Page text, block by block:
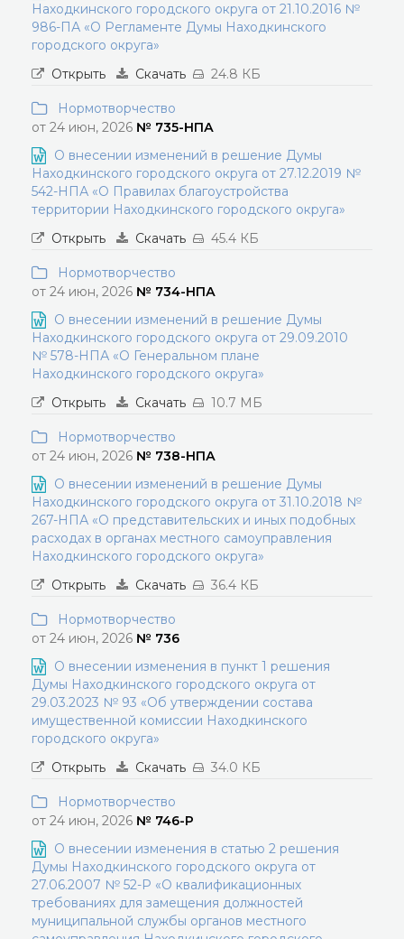
Находкинского городского округа от 21.10.2016 №
986-ПА «О Регламенте Думы Находкинского
городского округа»
Открыть
Скачать 24.8 КБ
Нормотворчество
от 24 июн, 2026 № 735-НПА
О внесении изменений в решение Думы
Находкинского городского округа от 27.12.2019 №
542-НПА «О Правилах благоустройства
территории Находкинского городского округа»
Открыть
Скачать 45.4 КБ
Нормотворчество
от 24 июн, 2026 № 734-НПА
О внесении изменений в решение Думы
Находкинского городского округа от 29.09.2010
№ 578-НПА «О Генеральном плане
Находкинского городского округа»
Открыть
Скачать 10.7 МБ
Нормотворчество
от 24 июн, 2026 № 738-НПА
О внесении изменений в решение Думы
Находкинского городского округа от 31.10.2018 №
267-НПА «О представительских и иных подобных
расходах в органах местного самоуправления
Находкинского городского округа»
Открыть
Скачать 36.4 КБ
Нормотворчество
от 24 июн, 2026 № 736
О внесении изменения в пункт 1 решения
Думы Находкинского городского округа от
29.03.2023 № 93 «Об утверждении состава
имущественной комиссии Находкинского
городского округа»
Открыть
Скачать 34.0 КБ
Нормотворчество
от 24 июн, 2026 № 746-Р
О внесении изменения в статью 2 решения
Думы Находкинского городского округа от
27.06.2007 № 52-Р «О квалификационных
требованиях для замещения должностей
муниципальной службы органов местного